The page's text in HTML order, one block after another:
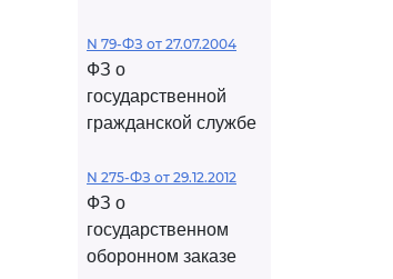
N 79-ФЗ от 27.07.2004
ФЗ о
государственной
гражданской службе
N 275-ФЗ от 29.12.2012
ФЗ о
государственном
оборонном заказе